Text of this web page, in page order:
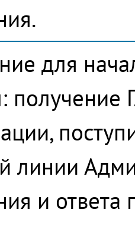
для
получение
линии
и ответа